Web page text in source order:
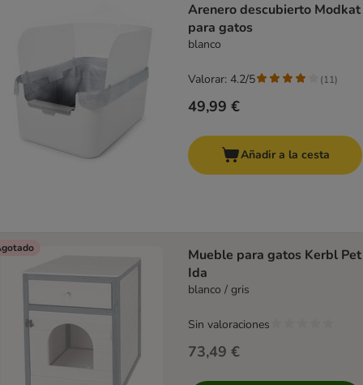
Arenero descubierto Modkat
para gatos
blanco
49,99 €
Valorar: 4.2/5 (11)
Añadir a la cesta
Mueble para gatos Kerbl Pet
Ida
blanco / gris
73,49 €
Sin valoraciones